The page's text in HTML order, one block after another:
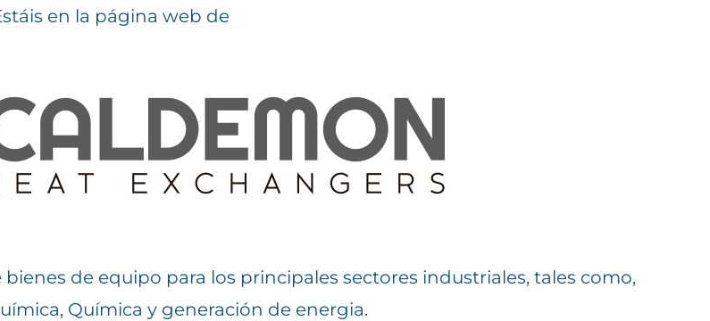
en la página web de
de equipo para los principales sectores industriales, tales como,
Química y generación de energia.